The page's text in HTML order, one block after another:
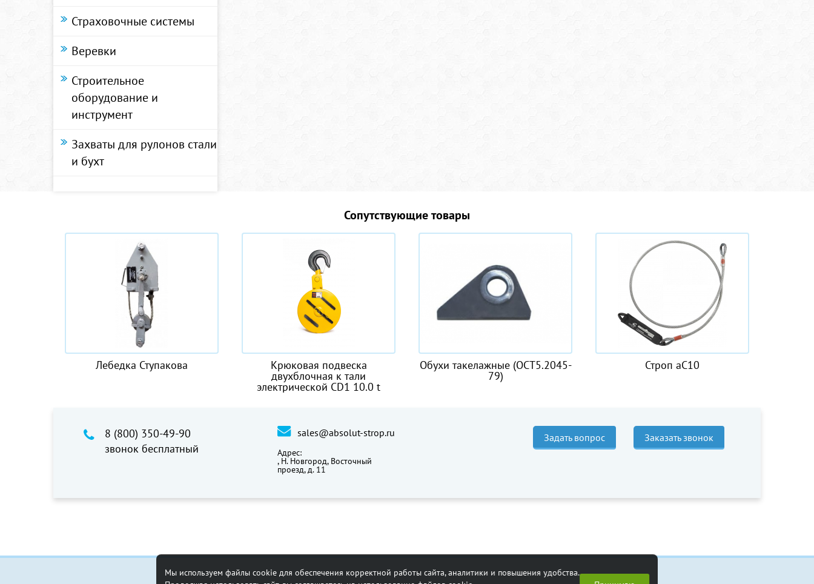
Страховочные системы
Веревки
Строительное
оборудование и
инструмент
Захваты для рулонов стали
и бухт
Сопутствующие товары
Лебедка Ступакова Крюковая подвеска
двухблочная к тали
электрической CD1 10.0 t
Обухи такелажные (ОСТ5.2045-
8 (800) 350-49-90
звонок бесплатный
sales@absolut-strop.ru
Адрес:
, Н. Новгород, Восточный
проезд, д. 11
Задать вопрос Заказать звонок
Мы используем файлы cookie для обеспечения корректной работы сайта, аналитики и повышения удобства.